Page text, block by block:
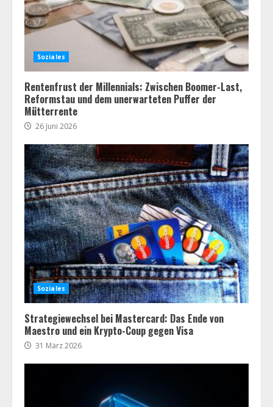
Soziales
Rentenfrust der Millennials: Zwischen Boomer-Last,
Reformstau und dem unerwarteten Puffer der
Mütterrente
26 Juni 2026
Soziales
Strategiewechsel bei Mastercard: Das Ende von
Maestro und ein Krypto-Coup gegen Visa
31 März 2026